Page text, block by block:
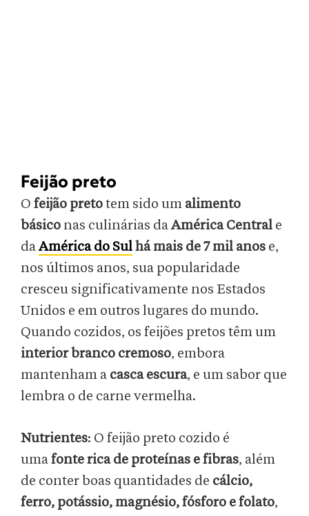
Feijão preto
O feijão pretotem sido um alimento
básico nas culinárias daAmérica Central e
daAmérica do Sulhá mais de 7 mil anos e,
nos últimos anos, sua popularidade
cresceu significativamente nos Estados
Unidos e em outros lugares do mundo.
Quando cozidos, os feijões pretos têm um
interior branco cremoso, embora
mantenham a casca escura, e um sabor que
lembra o de carne vermelha.
Nutrientes: O feijão preto cozido é
umafonte rica de proteínas e fibras, além
de conter boas quantidades de cálcio,
ferro, potássio, magnésio, fósforo e folato,